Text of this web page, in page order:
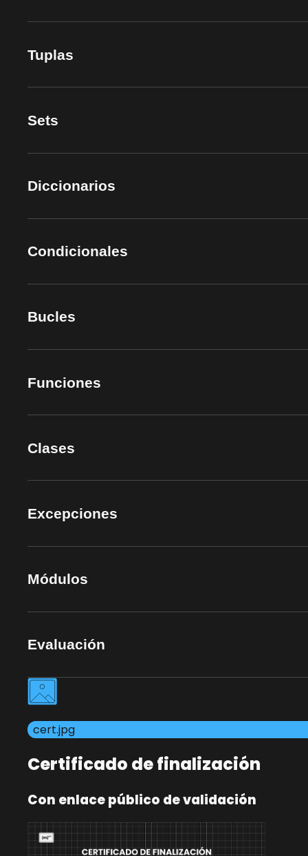
Tuplas
Sets
Diccionarios
Condicionales
Bucles
Funciones
Clases
Excepciones
Módulos
Evaluación
cert.jpg
Certificado de finalización
Con enlace público de validación